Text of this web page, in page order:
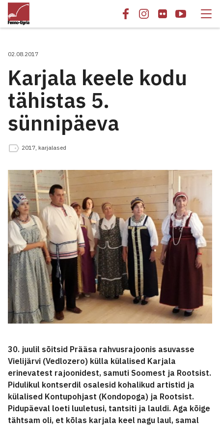
02.08.2017
Karjala keele kodu
tähistas 5.
sünnipäeva
2017, karjalased
30. juulil sõitsid Prääsa rahvusrajoonis asuvasse
Vielijärvi (Vedlozero) külla külalised Karjala
erinevatest rajoonidest, samuti Soomest ja Rootsist.
Pidulikul kontserdil osalesid kohalikud artistid ja
külalised Kontupohjast (Kondopoga) ja Rootsist.
Pidupäeval loeti luuletusi, tantsiti ja lauldi. Aga kõige
tähtsam oli, et kõlas karjala keel nagu laul, samal